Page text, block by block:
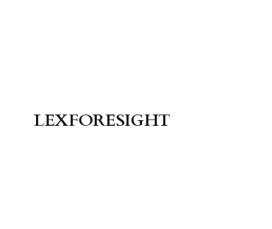
LEXFORESIGHT